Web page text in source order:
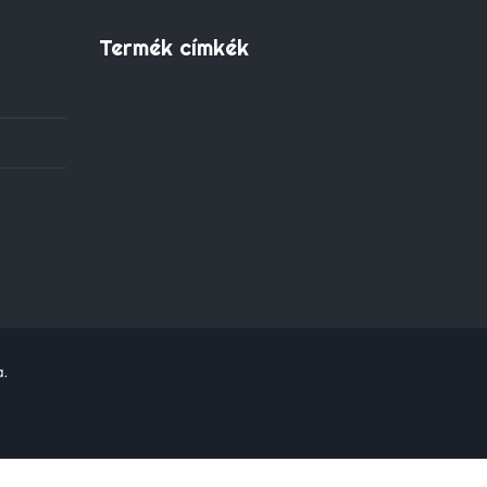
Termék címkék